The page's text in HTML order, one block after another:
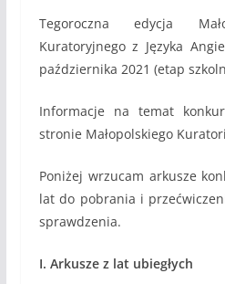
Tegoroczna edycja
Kuratoryjnego z Języka
października 2021 (etap
Informacje na temat
stronie Małopolskiego
Poniżej wrzucam arkusze
lat do pobrania i
sprawdzenia.
I. Arkusze z lat ubiegłych